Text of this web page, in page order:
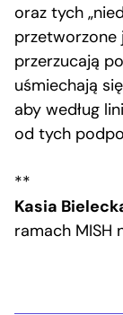
oraz tych
przetworzone
przerzucają
uśmiechają
aby według
od tych
**
Kasia
ramach MISH